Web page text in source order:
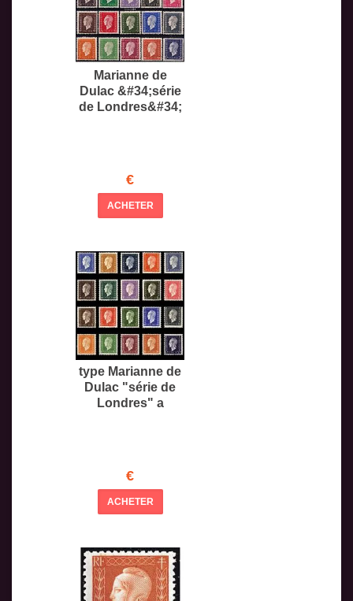
Marianne de
Dulac &#34;série
de Londres&#34;
€
ACHETER
type Marianne de
Dulac "série de
Londres" a
€
ACHETER